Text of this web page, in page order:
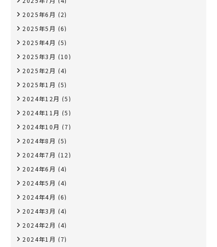
2025年6月 (2)
2025年5月 (6)
2025年4月 (5)
2025年3月 (10)
2025年2月 (4)
2025年1月 (5)
2024年12月 (5)
2024年11月 (5)
2024年10月 (7)
2024年8月 (5)
2024年7月 (12)
2024年6月 (4)
2024年5月 (4)
2024年4月 (6)
2024年3月 (4)
2024年2月 (4)
2024年1月 (7)